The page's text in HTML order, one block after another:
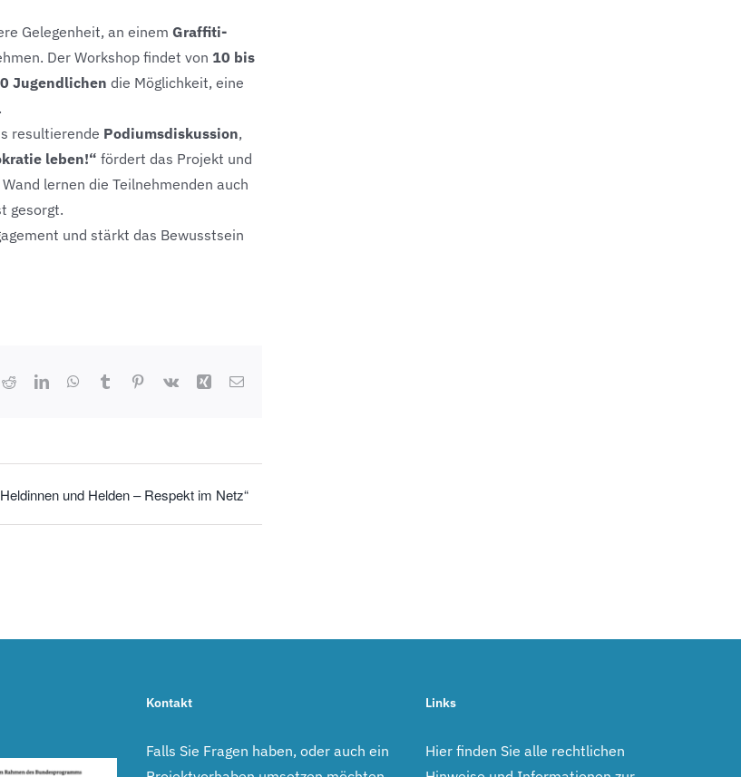
Gelegenheit, an einem Graffiti-
Der Workshop findet von 10 bis
Jugendlichen die Möglichkeit, eine
resultierende Podiumsdiskussion,
leben!“ fördert das Projekt und
lernen die Teilnehmenden auch
gesorgt.
und stärkt das Bewusstsein
RedditLinkedInWhatsApp
Tumblr Pinterest
Vk Xing E-
und Helden – Respekt im Netz“
Kontakt
Falls Sie Fragen haben, oder auch ein
Links
Hier finden Sie alle rechtlichen